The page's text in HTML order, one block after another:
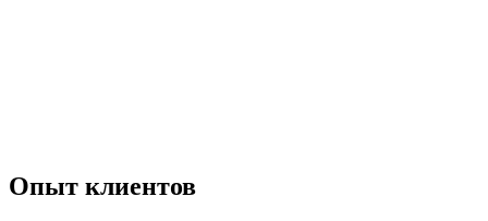
Опыт клиентов